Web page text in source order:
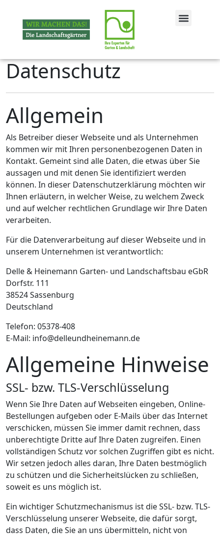
Datenschutz
Allgemein
Als Betreiber dieser Webseite und als Unternehmen
kommen wir mit Ihren personenbezogenen Daten in
Kontakt. Gemeint sind alle Daten, die etwas über Sie
aussagen und mit denen Sie identifiziert werden
können. In dieser Datenschutzerklärung möchten wir
Ihnen erläutern, in welcher Weise, zu welchem Zweck
und auf welcher rechtlichen Grundlage wir Ihre Daten
verarbeiten.
Für die Datenverarbeitung auf dieser Webseite und in
unserem Unternehmen ist verantwortlich:
Delle & Heinemann Garten- und Landschaftsbau eGbR
Dorfstr. 111
38524 Sassenburg
Deutschland
Telefon: 05378-408
E-Mail: info@delleundheinemann.de
Allgemeine Hinweise
SSL- bzw. TLS-Verschlüsselung
Wenn Sie Ihre Daten auf Webseiten eingeben, Online-
Bestellungen aufgeben oder E-Mails über das Internet
verschicken, müssen Sie immer damit rechnen, dass
unberechtigte Dritte auf Ihre Daten zugreifen. Einen
vollständigen Schutz vor solchen Zugriffen gibt es nicht.
Wir setzen jedoch alles daran, Ihre Daten bestmöglich
zu schützen und die Sicherheitslücken zu schließen,
soweit es uns möglich ist.
Ein wichtiger Schutzmechanismus ist die SSL- bzw. TLS-
Verschlüsselung unserer Webseite, die dafür sorgt,
dass Daten, die Sie an uns übermitteln, nicht von